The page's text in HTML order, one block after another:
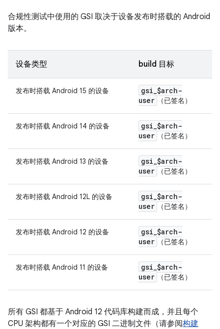
合规性测试中使用的 GSI 取决于设备发布时搭载的 Android
版本。
设备类型 build 目标
发布时搭载 Android 15 的设备 gsi_$arch-
user
（已签名）
发布时搭载 Android 14 的设备 gsi_$arch-
user
（已签名）
发布时搭载 Android 13 的设备 gsi_$arch-
user
（已签名）
发布时搭载 Android 12L 的设备 gsi_$arch-
user
（已签名）
发布时搭载 Android 12 的设备 gsi_$arch-
user
（已签名）
发布时搭载 Android 11 的设备 gsi_$arch-
user
（已签名）
所有 GSI 都基于 Android 12 代码库构建而成，并且每个
CPU 架构都有一个对应的 GSI 二进制文件（请参阅构建